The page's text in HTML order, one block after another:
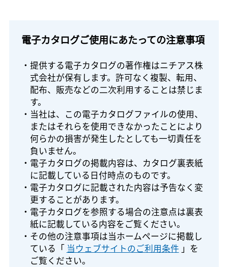
電子カタログご使用にあたっての注意事項
・提供する電子カタログの著作権はニチアス株
式会社が保有します。許可なく複製、転用、
配布、販売などの二次利用することは禁じま
す。
・当社は、この電子カタログファイルの使用、
またはそれらを使用できなかったことにより
何らかの損害が発生したとしても一切責任を
負いません。
・電子カタログの掲載内容は、カタログ裏表紙
に記載している日付時点のものです。
・電子カタログに記載された内容は予告なく変
更することがあります。
・電子カタログを参照する場合の注意点は裏表
紙に記載している内容をご覧ください。
・その他の注意事項は当ホームページに掲載し
ている「 当ウェブサイトのご利用条件 」を
ご覧ください。